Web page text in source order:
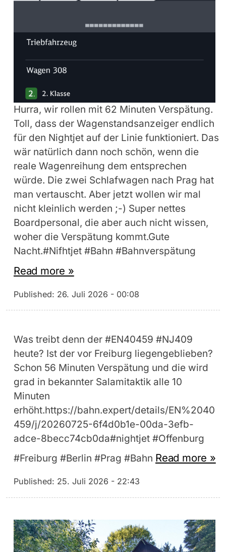
Hurra, wir rollen mit 62 Minuten Verspätung.
Toll, dass der Wagenstandsanzeiger endlich
für den Nightjet auf der Linie funktioniert. Das
wär natürlich dann noch schön, wenn die
reale Wagenreihung dem entsprechen
würde. Die zwei Schlafwagen nach Prag hat
man vertauscht. Aber jetzt wollen wir mal
nicht kleinlich werden ;-) Super nettes
Boardpersonal, die aber auch nicht wissen,
woher die Verspätung kommt.Gute
Nacht.#Nifhtjet #Bahn #Bahnverspätung
Read more »
Published: 26. Juli 2026 - 00:08
Was treibt denn der #EN40459 #NJ409
heute? Ist der vor Freiburg liegengeblieben?
Schon 56 Minuten Verspätung und die wird
grad in bekannter Salamitaktik alle 10
Minuten
erhöht.https://bahn.expert/details/EN%2040
459/j/20260725-6f4d0b1e-00da-3efb-
adce-8becc74cb0da#nightjet #Offenburg
#Freiburg #Berlin #Prag #Bahn Read more »
Published: 25. Juli 2026 - 22:43